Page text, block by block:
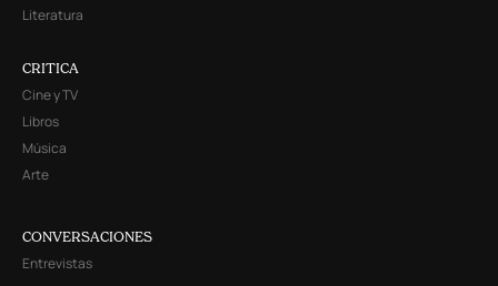
Literatura
CRITICA
Cine y TV
Libros
Música
Arte
CONVERSACIONES
Entrevistas